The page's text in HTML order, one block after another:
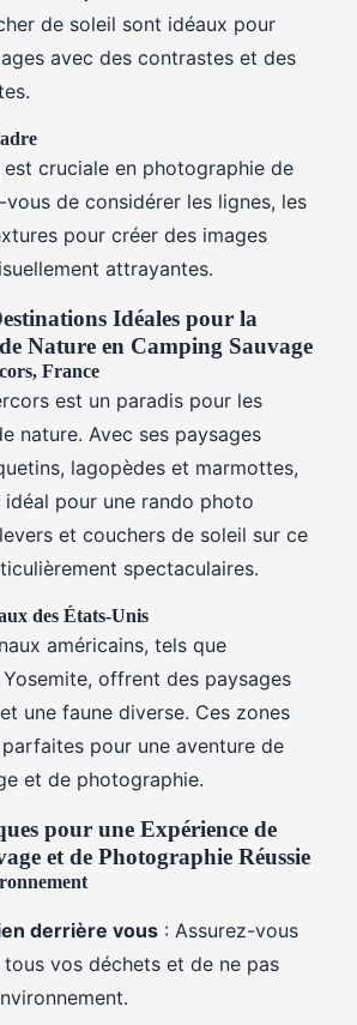
de soleil sont idéaux pour
avec des contrastes et des
cruciale en photographie de
vous de considérer les lignes, les
pour créer des images
attrayantes.
Idéales pour la
Nature en Camping Sauvage
France
est un paradis pour les
nature. Avec ses paysages
lagopèdes et marmottes,
pour une rando photo
et couchers de soleil sur ce
spectaculaires.
des États-Unis
américains, tels que
offrent des paysages
une faune diverse. Ces zones
pour une aventure de
et de photographie.
pour une Expérience de
et de Photographie Réussie
derrière vous : Assurez-vous
tous vos déchets et de ne pas